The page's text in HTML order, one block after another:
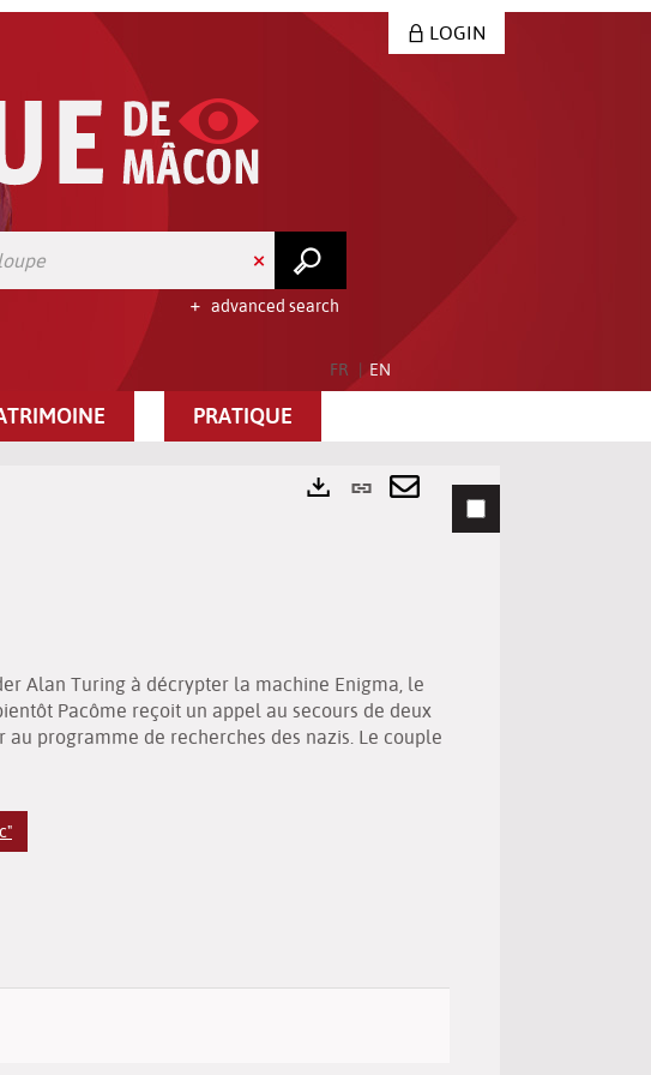
LOGIN
advanced search
FR EN
PRATIQUE
Permanent
Send
Alan Turing à décrypter la machine Enigma, le
Pacôme reçoit un appel au secours de deux
programme de recherches des nazis. Le couple